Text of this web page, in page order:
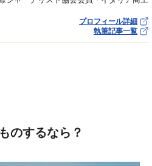
プロフィール詳細
執筆記事一覧
のするなら？